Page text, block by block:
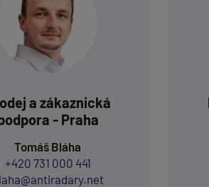
a zákaznická
- Praha
Tomáš Bláha
+420 731 000 441